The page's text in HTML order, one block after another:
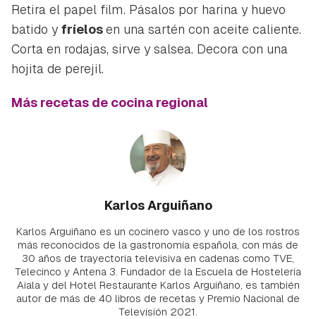
Retira el papel film. Pásalos por harina y huevo
batido y fríelosen una sartén con aceite caliente.
Corta en rodajas, sirve y salsea. Decora con una
hojita de perejil.
Más recetas de cocina regional
Karlos Arguiñano
Karlos Arguiñano es un cocinero vasco y uno de los rostros
más reconocidos de la gastronomía española, con más de
30 años de trayectoria televisiva en cadenas como TVE,
Telecinco y Antena 3. Fundador de la Escuela de Hostelería
Aiala y del Hotel Restaurante Karlos Arguiñano, es también
autor de más de 40 libros de recetas y Premio Nacional de
Televisión 2021.